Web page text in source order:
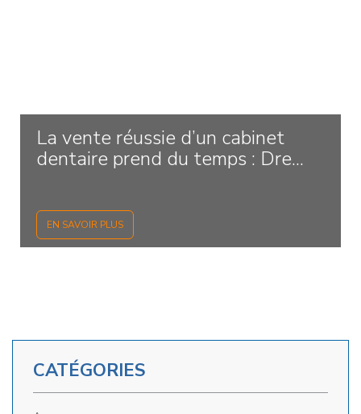
La vente réussie d’un cabinet
dentaire prend du temps : Dre...
EN SAVOIR PLUS
CATÉGORIES